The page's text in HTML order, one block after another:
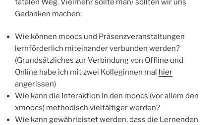
fatalen Weg. Vielmehr sollte man/ sollten wir uns
Gedanken machen:
Wie können moocs und Präsenzveranstaltungen
lernförderlich miteinander verbunden werden?
(Grundsätzliches zur Verbindung von Offline und
Online habe ich mit zwei Kolleginnen mal hier
angerissen)
Wie kann die Interaktion in den moocs (vor allem den
xmoocs) methodisch vielfältiger werden?
Wie kann gewährleistet werden, dass die Lernenden